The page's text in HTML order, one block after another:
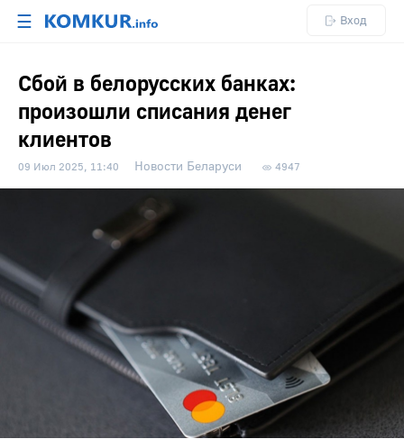
☰ Вход
Сбой в белорусских банках:
произошли списания денег
клиентов
09 Июл 2025, 11:40 Новости Беларуси 4947